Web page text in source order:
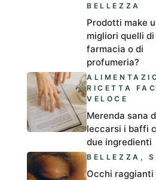
BELLEZZA
Prodotti make
migliori quelli di
farmacia o di
profumeria?
RICETTA
VELOCE
Merenda sana
leccarsi i baffi
due ingredienti
BELLEZZA ,
Occhi raggianti